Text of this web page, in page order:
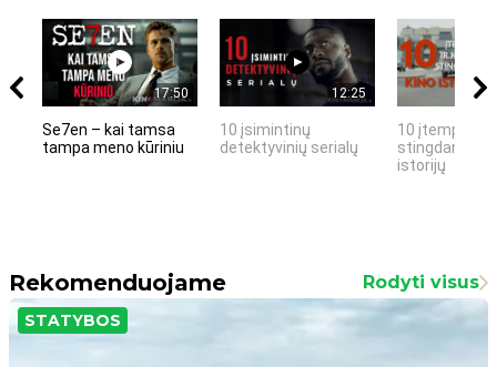
17:50
Se7en – kai tamsa
tampa meno kūriniu
12:25
10 įsimintinų
detektyvinių serialų
10 įtemptų,
stingdančių
istorijų
Rekomenduojame Rodyti visus
STATYBOS